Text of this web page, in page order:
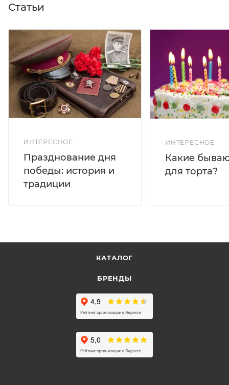
Статьи
ИНТЕРЕСНОЕ
Празднование дня
победы: история и
традиции
ИНТЕРЕСНОЕ
Какие
для торта?
КАТАЛОГ
БРЕНДЫ